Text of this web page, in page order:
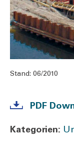
Stand: 06/2010
PDF
Kate­go­rien: